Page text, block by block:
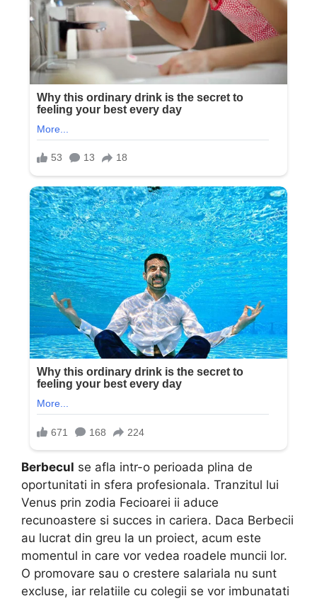
Berbecul se afla intr-o perioada plina de
oportunitati in sfera profesionala. Tranzitul lui
Venus prin zodia Fecioarei ii aduce
recunoastere si succes in cariera. Daca Berbecii
au lucrat din greu la un proiect, acum este
momentul in care vor vedea roadele muncii lor.
O promovare sau o crestere salariala nu sunt
excluse, iar relatiile cu colegii se vor imbunatati